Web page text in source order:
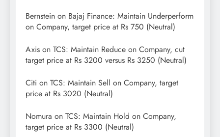
Bernstein on Bajaj Finance: Maintain Underperform
on Company, target price at Rs 750 (Neutral)
Axis on TCS: Maintain Reduce on Company, cut
target price at Rs 3200 versus Rs 3250 (Neutral)
Citi on TCS: Maintain Sell on Company, target
price at Rs 3020 (Neutral)
Nomura on TCS: Maintain Hold on Company,
target price at Rs 3300 (Neutral)